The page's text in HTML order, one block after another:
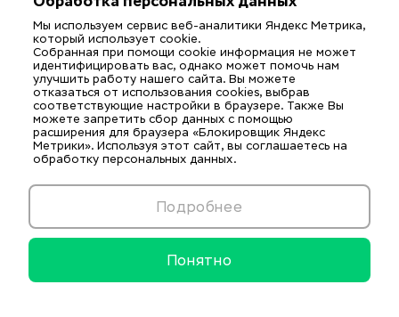
Мы используем сервис веб-аналитики Яндекс Метрика,
который использует cookie.
Собранная при помощи cookie информация не может
идентифицировать вас, однако может помочь нам
улучшить работу нашего сайта. Вы можете
отказаться от использования cookies, выбрав
соответствующие настройки в браузере. Также Вы
можете запретить сбор данных с помощью
расширения для браузера «Блокировщик Яндекс
Метрики». Используя этот сайт, вы соглашаетесь на
обработку персональных данных.
Подробнее
Понятно